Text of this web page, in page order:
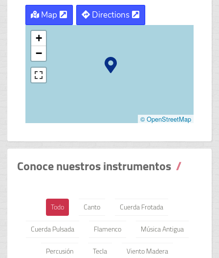
Map Directions
+
−
© OpenStreetMap
Conoce nuestros instrumentos
Todo Canto
Cuerda Frotada
Cuerda Pulsada
Flamenco
Música Antigua
Percusión
Tecla
Viento Madera